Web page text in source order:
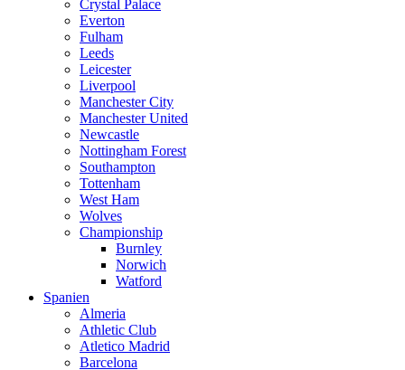
Crystal Palace
Everton
Fulham
Leeds
Leicester
Liverpool
Manchester City
Manchester United
Newcastle
Nottingham Forest
Southampton
Tottenham
West Ham
Wolves
Championship
Burnley
Norwich
Watford
Spanien
Almeria
Athletic Club
Atletico Madrid
Barcelona